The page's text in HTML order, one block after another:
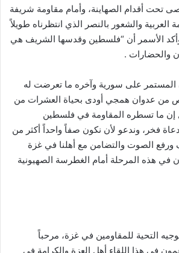
تحت أقدام الصهاينة، وأمام مقاومة شريفة
العربية والشعور بالنصر الذي انتظرناه طويلاً
الأسمر أن “فلسطين وقدسها الشريف هي
والحضارات .
المستمر على سورية وآخره ما تعرضت له
من عدوان همجي أودى بحياة العشرات من
إن ما تسطره المقاومة في فلسطين
فخر، وندعو لأن نكون صفاً واحداً أكثر من
الصوت والتضامن مع أهلنا في غزة
في هذه المرحلة أمام الغطرسة الصهيونية
التحية للمقاومين في غزة، مرحباً
في هذا اللقاء أهل العزة والكرامة في